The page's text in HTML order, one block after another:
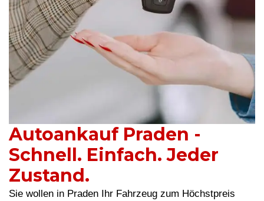
Autoankauf Praden -
Schnell. Einfach. Jeder
Zustand.
Sie wollen in Praden Ihr Fahrzeug zum Höchstpreis